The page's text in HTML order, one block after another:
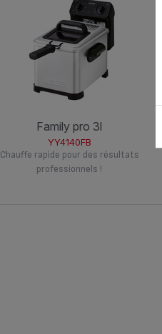
family pro 3l
YY4140FB
Chauffe rapide pour des résultats
professionnels !